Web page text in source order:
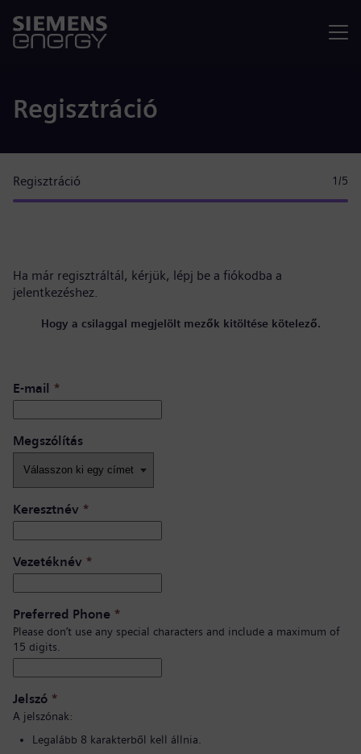
Regisztráció
Regisztráció 1 /5
Ha már regisztráltál, kérjük, lépj be a fiókodba a
jelentkezéshez.
Hogy a csilaggal megjelölt mezők kitöltése kötelező.
E-mail *
Megszólítás
Keresztnév *
Vezetéknév *
Preferred Phone *
Please don’t use any special characters and include a maximum of
15 digits.
Jelszó *
A jelszónak:
Legalább 8 karakterből kell állnia.